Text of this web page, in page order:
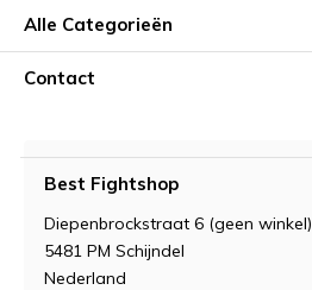
Alle Categorieën
Contact
Best Fightshop
Diepenbrockstraat 6 (geen winkel)
5481 PM Schijndel
Nederland